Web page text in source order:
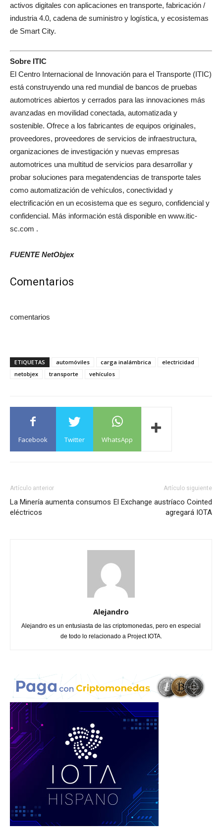
activos digitales con aplicaciones en transporte, fabricación /
industria 4.0, cadena de suministro y logística, y ecosistemas
de Smart City.
Sobre ITIC
El Centro Internacional de Innovación para el Transporte (ITIC)
está construyendo una red mundial de bancos de pruebas
automotrices abiertos y cerrados para las innovaciones más
avanzadas en movilidad conectada, automatizada y
sostenible. Ofrece a los fabricantes de equipos originales,
proveedores, proveedores de servicios de infraestructura,
organizaciones de investigación y nuevas empresas
automotrices una multitud de servicios para desarrollar y
probar soluciones para megatendencias de transporte tales
como automatización de vehículos, conectividad y
electrificación en un ecosistema que es seguro, confidencial y
confidencial. Más información está disponible en www.itic-
sc.com .
FUENTE NetObjex
Comentarios
comentarios
ETIQUETAS automóviles carga inalámbrica
electricidad
netobjex
transporte vehículos
Facebook Twitter WhatsApp
Artículo anterior
La Minería aumenta consumos
eléctricos
Artículo siguiente
El Exchange austríaco Cointed
agregará IOTA
Alejandro
Alejandro es un entusiasta de las criptomonedas, pero en especial
de todo lo relacionado a Project IOTA.